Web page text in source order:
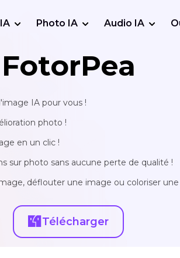
Photo IA Audio IA
IA pour vous !
photo !
en un clic !
sur photo sans aucune perte de qualité !
déflouter une image ou coloriser
Télécharger